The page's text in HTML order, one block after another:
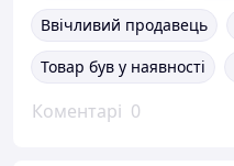
Ввічливий продавець
Товар був у наявності
Коментарі 0